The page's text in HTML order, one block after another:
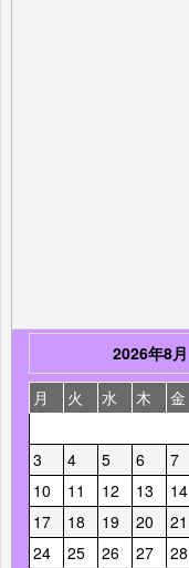
2026年8月
月
火 水 木 金
3
4 5 6 7
10
11 12 13 14
17
18 19 20 21
24
25 26 27 28